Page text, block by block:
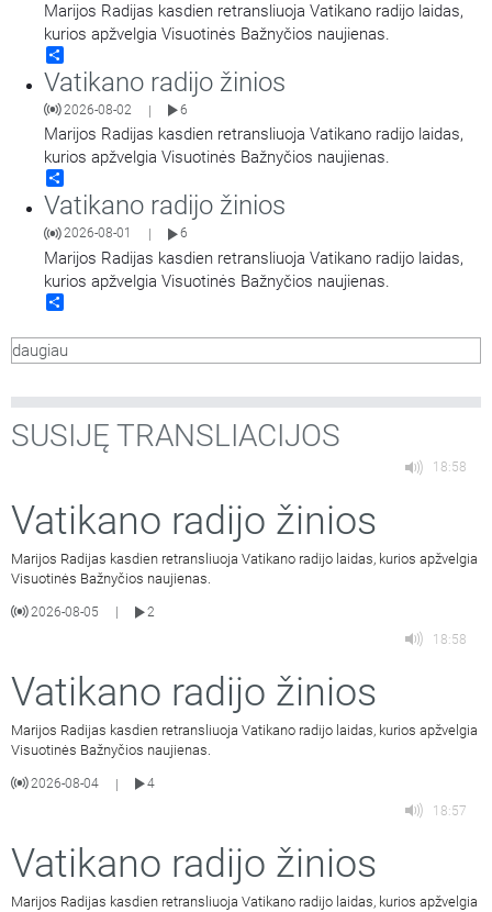
Marijos Radijas kasdien retransliuoja Vatikano radijo laidas,
kurios apžvelgia Visuotinės Bažnyčios naujienas.
Vatikano radijo žinios
2026-08-02 | 6
Marijos Radijas kasdien retransliuoja Vatikano radijo laidas,
kurios apžvelgia Visuotinės Bažnyčios naujienas.
Vatikano radijo žinios
2026-08-01 6
Marijos Radijas kasdien retransliuoja Vatikano radijo laidas,
kurios apžvelgia Visuotinės Bažnyčios naujienas.
daugiau
SUSIJĘ TRANSLIACIJOS
18:58
Vatikano radijo žinios
Marijos Radijas kasdien retransliuoja Vatikano radijo laidas, kurios apžvelgia
Visuotinės Bažnyčios naujienas.
2026-08-05
2
18:58
Vatikano radijo žinios
Marijos Radijas kasdien retransliuoja Vatikano radijo laidas, kurios apžvelgia
Visuotinės Bažnyčios naujienas.
2026-08-04 |
4
18:57
Vatikano radijo žinios
Marijos Radijas kasdien retransliuoja Vatikano radijo laidas, kurios apžvelgia